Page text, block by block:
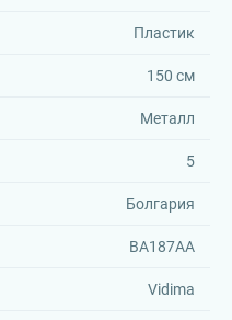
Пластик
150 см
Металл
5
Болгария
BA187AA
Vidima